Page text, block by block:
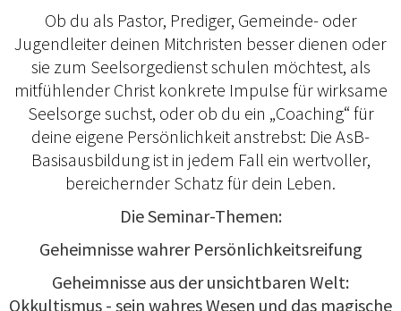
Ob du als Pastor, Prediger, Gemeinde- oder
Jugendleiter deinen Mitchristen besser dienen oder
sie zum Seelsorgedienst schulen möchtest, als
mitfühlender Christ konkrete Impulse für wirksame
Seelsorge suchst, oder ob du ein „Coaching“ für
deine eigene Persönlichkeit anstrebst: Die AsB-
Basisausbildung ist in jedem Fall ein wertvoller,
bereichernder Schatz für dein Leben.
Die Seminar-Themen:
Geheimnisse wahrer Persönlichkeitsreifung
Geheimnisse aus der unsichtbaren Welt:
Okkultismus - sein wahres Wesen und das magische